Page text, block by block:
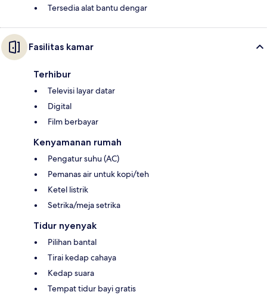
Tersedia alat bantu dengar
Fasilitas kamar
Terhibur
Televisi layar datar
Digital
Film berbayar
Kenyamanan rumah
Pengatur suhu (AC)
Pemanas air untuk kopi/teh
Ketel listrik
Setrika/meja setrika
Tidur nyenyak
Pilihan bantal
Tirai kedap cahaya
Kedap suara
Tempat tidur bayi gratis